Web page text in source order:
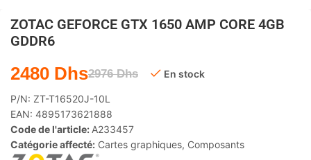
ZOTAC GEFORCE GTX 1650 AMP CORE 4GB
GDDR6
2976Dhs
2480 Dhs En stock
P/N: ZT-T16520J-10L
EAN: 4895173621888
Code de l'article: A233457
Catégorie affecté: Cartes graphiques, Composants